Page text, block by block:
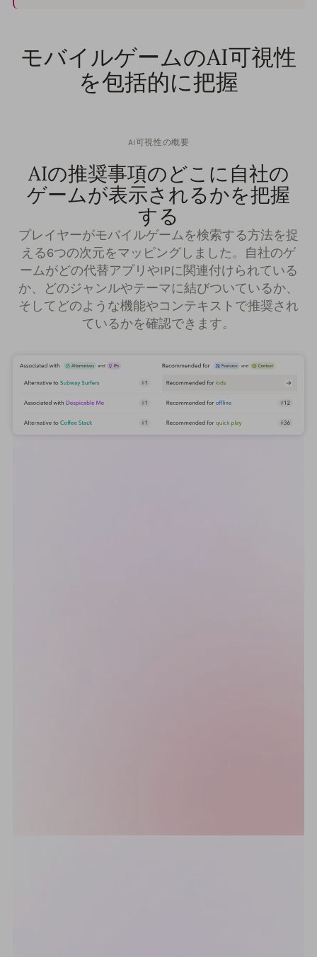
モバイルゲームのAI可視性
を包括的に把握
AI可視性の概要
AIの推奨事項のどこに自社の
ゲームが表示されるかを把握
する
プレイヤーがモバイルゲームを検索する方法を捉
える6つの次元をマッピングしました。自社のゲ
ームがどの代替アプリやIPに関連付けられている
か、どのジャンルやテーマに結びついているか、
そしてどのような機能やコンテキストで推奨され
ているかを確認できます。